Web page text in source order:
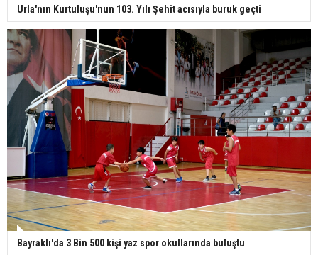
Urla'nın Kurtuluşu'nun 103. Yılı Şehit acısıyla buruk geçti
Bayraklı'da 3 Bin 500 kişi yaz spor okullarında buluştu